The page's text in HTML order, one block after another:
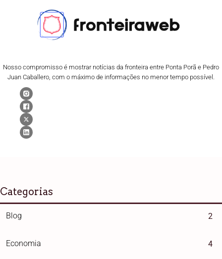
Nosso compromisso é mostrar notícias da fronteira entre Ponta Porã e Pedro
Juan Caballero, com o máximo de informações no menor tempo possível.
Categorias
Blog 2
Economia 4